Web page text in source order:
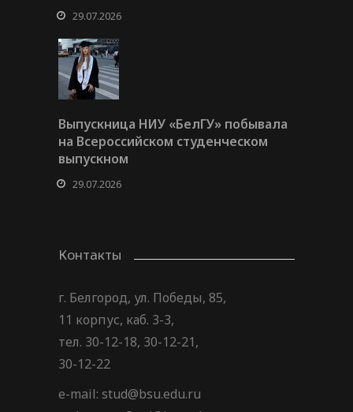
29.07.2026
Выпускница НИУ «БелГУ» побывала
на Всероссийском студенческом
выпускном
29.07.2026
Контакты
г. Белгород, ул. Победы, 85,
11 корпус, каб. 3-3,
тел. 30-12-18, 30-12-21,
30-12-22
e-mail: stud@bsu.edu.ru